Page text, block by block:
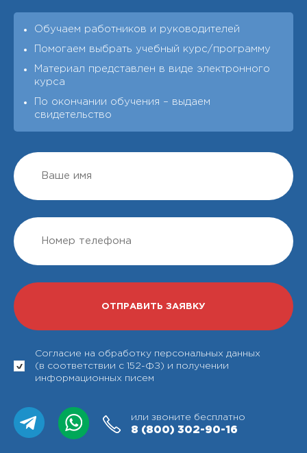
Обучаем работников и руководителей
Помогаем выбрать учебный курс/программу
Материал представлен в виде электронного
курса
По окончании обучения – выдаeм
свидетельство
Согласие на обработку персональных данных
(в соответствии с 152-ФЗ) и получении
информационных писем
или звоните бесплатно
8 (800) 302-90-16